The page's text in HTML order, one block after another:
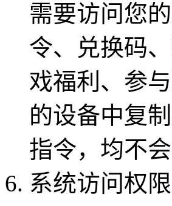
需要访问您
令、兑换码
戏福利、参
的设备中复
指令，均不
系统访问权限